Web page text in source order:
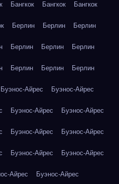
Бангкок Бангкок Бангкок
Берлин Берлин Берлин
Берлин Берлин Берлин
Берлин Берлин Берлин
Буэнос-Айрес Буэнос-Айрес
Буэнос-Айрес Буэнос-Айрес
Буэнос-Айрес Буэнос-Айрес
Буэнос-Айрес Буэнос-Айрес
Айрес Буэнос-Айрес